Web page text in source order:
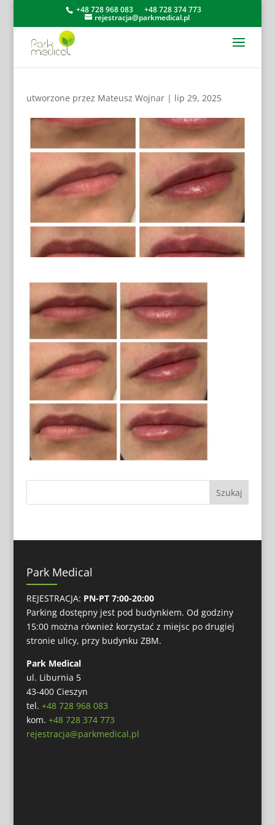
+48 728 968 083 +48 728 374 773
rejestracja@parkmedical.pl
utworzone przez Mateusz Wojnar| lip 29, 2025
Park Medical
REJESTRACJA: PN-PT 7:00-20:00
Parking dostępny jest pod budynkiem. Od godziny
15:00 można również korzystać z miejsc po drugiej
stronie ulicy, przy budynku ZBM.
Park Medical
ul. Liburnia 5
43-400 Cieszyn
tel. +48 728 968 083
kom. +48 728 374 773
rejestracja@parkmedical.pl